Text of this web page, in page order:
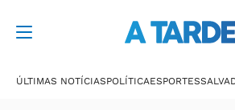
ÚLTIMAS NOTÍCIASPOLÍTICAESPORTES